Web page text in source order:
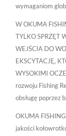
wymaganiom
W OKUMA
TYLKO SPRZĘT
WEJŚCIA DO
EKSCYTACJĘ,
WYSOKIMI
rozwoju Fishing
obsługę poprzez
OKUMA
jakości